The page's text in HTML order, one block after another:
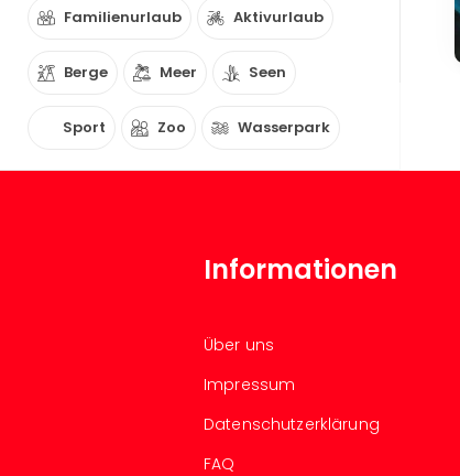
Familienurlaub Aktivurlaub
Berge Meer Seen
Sport Zoo Wasserpark
Informationen
Über uns
Impressum
Datenschutzerklärung
FAQ